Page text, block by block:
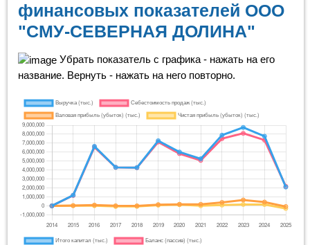
финансовых показателей ООО
"СМУ-СЕВЕРНАЯ ДОЛИНА"
Убрать показатель с графика - нажать на его
название. Вернуть - нажать на него повторно.